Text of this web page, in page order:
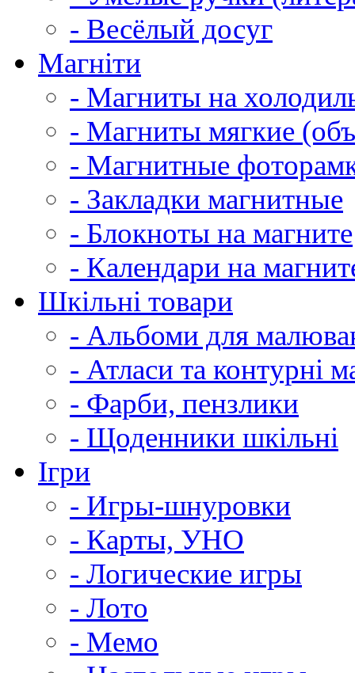
- Весёлый досуг
Магніти
- Магниты на
- Магниты мягкие
- Магнитные
- Закладки магнитные
- Блокноты на магните
- Календари на
Шкільні товари
- Альбоми для
- Атласи та контурні
- Фарби, пензлики
- Щоденники шкільні
Ігри
- Игры-шнуровки
- Карты, УНО
- Логические игры
- Лото
- Мемо